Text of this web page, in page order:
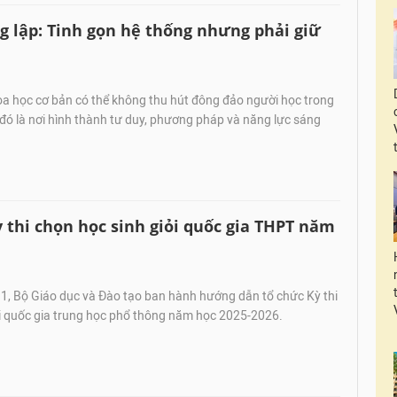
lập: Tinh gọn hệ thống nhưng phải giữ
học cơ bản có thể không thu hút đông đảo người học trong
là nơi hình thành tư duy, phương pháp và năng lực sáng
chọn học sinh giỏi quốc gia THPT năm
Bộ Giáo dục và Đào tạo ban hành hướng dẫn tổ chức Kỳ thi
quốc gia trung học phổ thông năm học 2025-2026.